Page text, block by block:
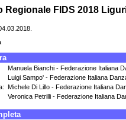
Regionale FIDS 2018
Manuela Bianchi - Federazione Italiana
Luigi Sampo' - Federazione Italiana
Michele Di Lillo - Federazione Italiana
Veronica Petrilli - Federazione Italiana